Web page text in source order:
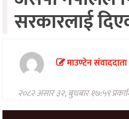
स्वास्थ्य
मनोरन्जन
अन्तरवार्ता/
विचार
खेलकुद
सरकारलाई
माउण्टेन संवाददाता
२०८२ असार ३२, बुधबार १७:५९